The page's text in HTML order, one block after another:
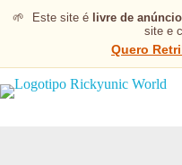
🌱 Este site é livre de
site e
Quero